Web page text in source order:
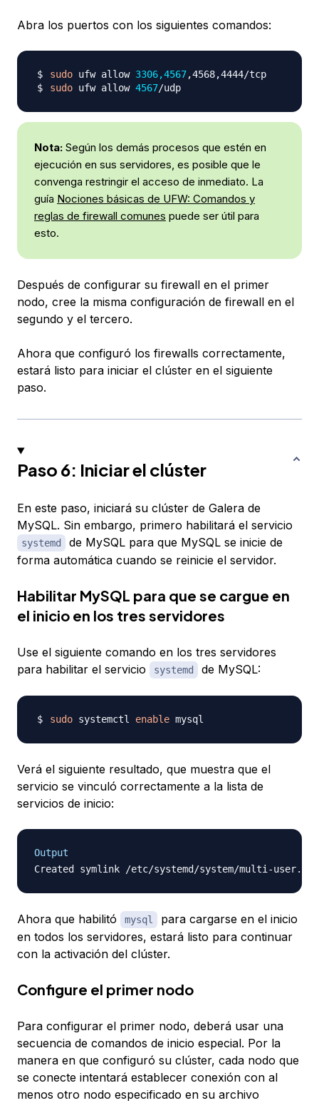
Abra los puertos con los siguientes comandos:
sudo ufw allow 3306,4567
sudo ufw allow 4567
Nota: Según los demás procesos que estén en
ejecución en sus servidores, es posible que le
convenga restringir el acceso de inmediato. La
guía Nociones básicas de UFW: Comandos y
reglas de firewall comunes puede ser útil para
esto.
Después de configurar su firewall en el primer
nodo, cree la misma configuración de firewall en el
segundo y el tercero.
Ahora que configuró los firewalls correctamente,
estará listo para iniciar el clúster en el siguiente
paso.
Paso 6: Iniciar el clúster
En este paso, iniciará su clúster de Galera de
MySQL. Sin embargo, primero habilitará el servicio
systemd
de MySQL para que MySQL se inicie de
forma automática cuando se reinicie el servidor.
Habilitar MySQL para que se cargue en
el inicio en los tres servidores
Use el siguiente comando en los tres servidores
para habilitar el servicio
systemd de MySQL:
sudo systemctl enable
Verá el siguiente resultado, que muestra que el
servicio se vinculó correctamente a la lista de
servicios de inicio:
Output
Ahora que habilitó mysql
para cargarse en el inicio
en todos los servidores, estará listo para continuar
con la activación del clúster.
Configure el primer nodo
Para configurar el primer nodo, deberá usar una
secuencia de comandos de inicio especial. Por la
manera en que configuró su clúster, cada nodo que
se conecte intentará establecer conexión con al
menos otro nodo especificado en su archivo